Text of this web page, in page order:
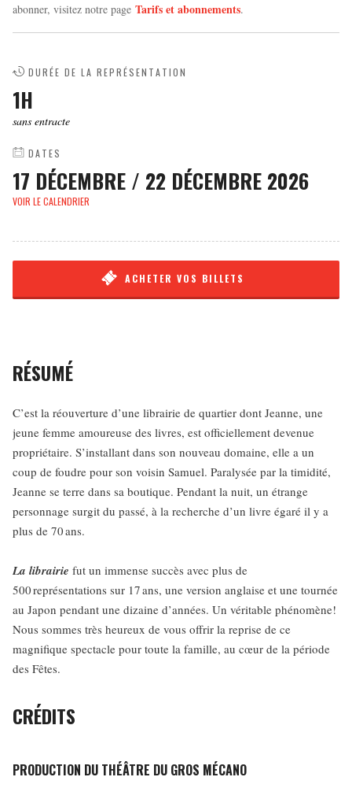
abonner, visitez notre page Tarifs et abonnements.
DURÉE DE LA REPRÉSENTATION
1H
sans entracte
DATES
17 DÉCEMBRE / 22 DÉCEMBRE 2026
VOIR LE CALENDRIER
ACHETER VOS BILLETS
RÉSUMÉ
C’est la réouverture d’une librairie de quartier dont Jeanne, une
jeune femme amoureuse des livres, est officiellement devenue
propriétaire. S’installant dans son nouveau domaine, elle a un
coup de foudre pour son voisin Samuel. Paralysée par la timidité,
Jeanne se terre dans sa boutique. Pendant la nuit, un étrange
personnage surgit du passé, à la recherche d’un livre égaré il y a
plus de 70 ans.
La librairie fut un immense succès avec plus de
500 représentations sur 17 ans, une version anglaise et une tournée
au Japon pendant une dizaine d’années. Un véritable phénomène!
Nous sommes très heureux de vous offrir la reprise de ce
magnifique spectacle pour toute la famille, au cœur de la période
des Fêtes.
CRÉDITS
PRODUCTION DU THÉÂTRE DU GROS MÉCANO